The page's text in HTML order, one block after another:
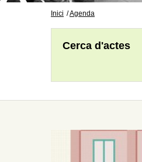
Inici Agenda
Cerca d'actes